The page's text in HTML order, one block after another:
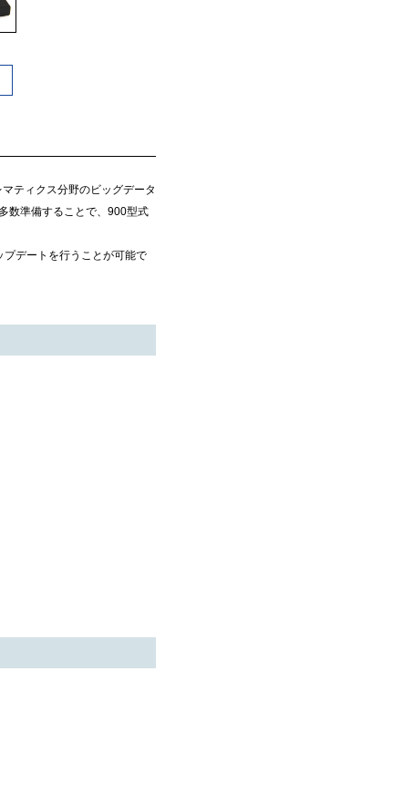
ティクス分野のビッグデータ
数準備することで、900型式
デートを行うことが可能で